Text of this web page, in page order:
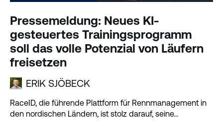
Pressemeldung: Neues KI-
gesteuertes Trainingsprogramm
soll das volle Potenzial von Läufern
freisetzen
ERIK SJÖBECK
RaceID, die führende Plattform für Rennmanagement in
den nordischen Ländern, ist stolz darauf, seine...